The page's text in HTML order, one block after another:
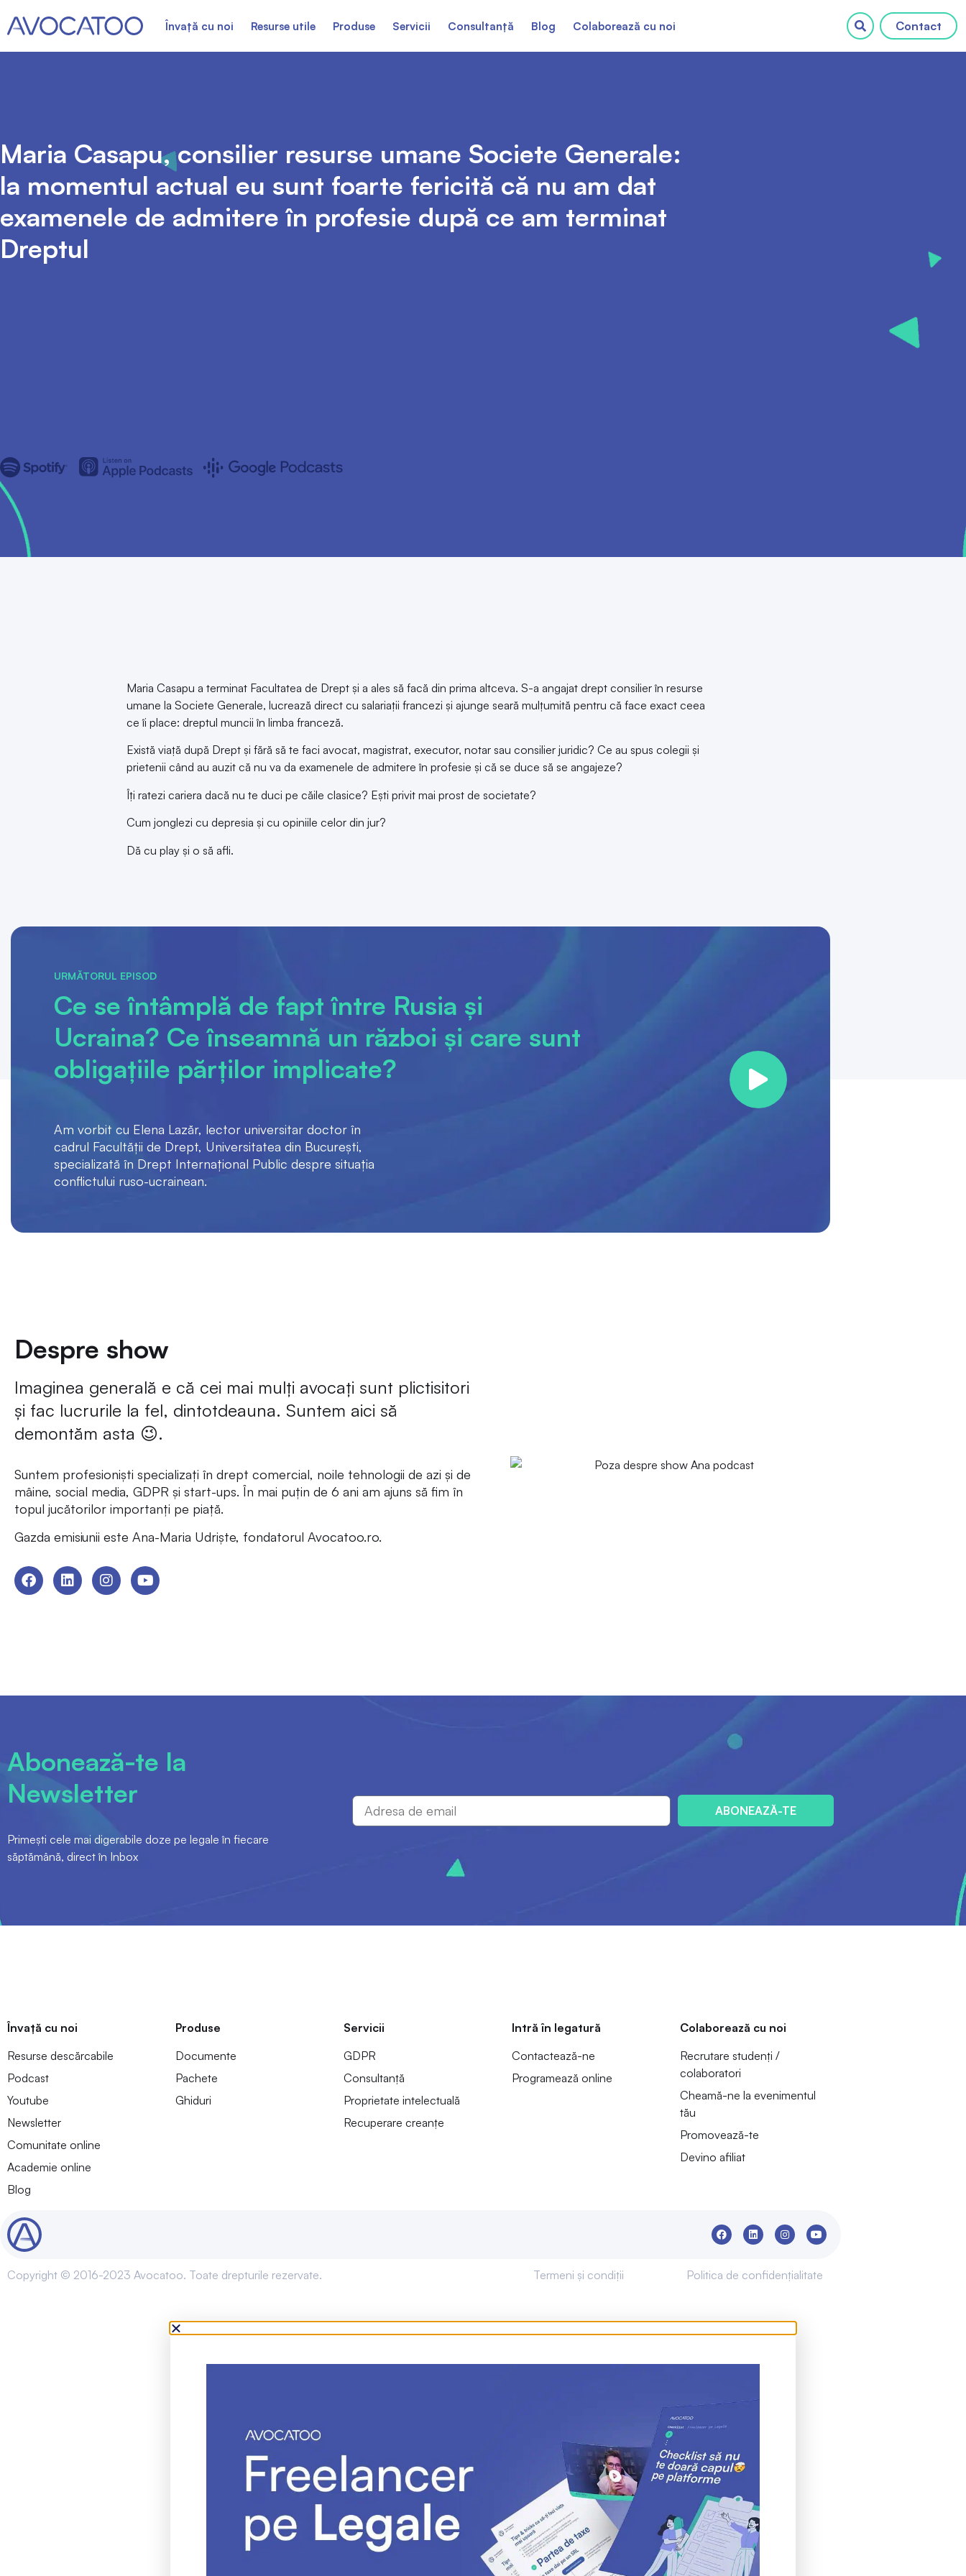
Contact
Învață cu noi Resurse utile Produse Servicii Consultanță Blog Colaborează cu noi
Maria Casapu, consilier resurse umane Societe Generale:
la momentul actual eu sunt foarte fericită că nu am dat
examenele de admitere în profesie după ce am terminat
Dreptul
Maria Casapu a terminat Facultatea de Drept și a ales să facă din prima altceva. S-a angajat drept consilier în resurse
umane la Societe Generale, lucrează direct cu salariații francezi și ajunge seară mulțumită pentru că face exact ceea
ce îi place: dreptul muncii în limba franceză.
Există viață după Drept și fără să te faci avocat, magistrat, executor, notar sau consilier juridic? Ce au spus colegii și
prietenii când au auzit că nu va da examenele de admitere în profesie și că se duce să se angajeze?
Îți ratezi cariera dacă nu te duci pe căile clasice? Ești privit mai prost de societate?
Cum jonglezi cu depresia și cu opiniile celor din jur?
Dă cu play și o să afli.
URMĂTORUL EPISOD
Ce se întâmplă de fapt între Rusia și
Ucraina? Ce înseamnă un război și care sunt
obligațiile părților implicate?
Am vorbit cu Elena Lazăr, lector universitar doctor în
cadrul Facultății de Drept, Universitatea din București,
specializată în Drept Internațional Public despre situația
conflictului ruso-ucrainean.
Despre show
Imaginea generală e că cei mai mulți avocați sunt plictisitori
și fac lucrurile la fel, dintotdeauna. Suntem aici să
demontăm asta 😉.
Suntem profesioniști specializați în drept comercial, noile tehnologii de azi și de
mâine, social media, GDPR și start-ups. În mai puțin de 6 ani am ajuns să fim în
topul jucătorilor importanți pe piață.
Gazda emisiunii este Ana-Maria Udriște, fondatorul Avocatoo.ro.
Abonează-te la
Newsletter
Primești cele mai digerabile doze pe legale în fiecare
săptămână, direct în Inbox
ABONEAZĂ-TE
Învață cu noi
Resurse descărcabile
Podcast
Youtube
Newsletter
Comunitate online
Academie online
Blog
Produse
Documente
Pachete
Ghiduri
Servicii
GDPR
Consultanță
Proprietate intelectuală
Recuperare creanțe
Intră în legatură
Contactează-ne
Programează online
Colaborează cu noi
Recrutare studenți /
colaboratori
Cheamă-ne la evenimentul
tău
Promovează-te
Devino afiliat
Copyright © 2016-2023 Avocatoo. Toate drepturile rezervate. Termeni și condiții Politica de confidențialitate